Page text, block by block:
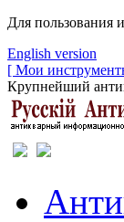
Для пользования
English version
[ Мои
Крупнейший